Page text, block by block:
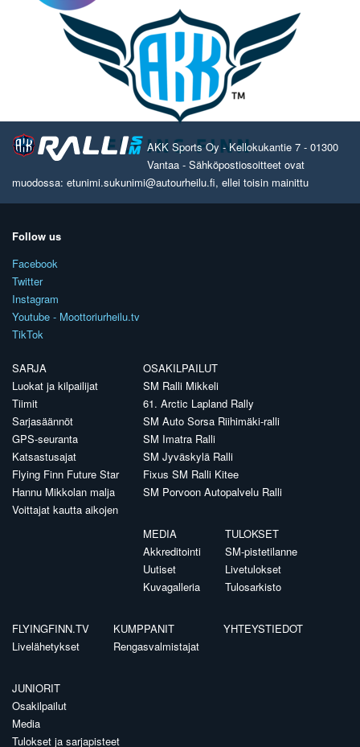
AKK Sports Oy - Kellokukantie 7 - 01300
Vantaa - Sähköpostiosoitteet ovat
muodossa: etunimi.sukunimi@autourheilu.fi, ellei toisin mainittu
Follow us
Facebook
Twitter
Instagram
Youtube - Moottoriurheilu.tv
TikTok
SARJA
Luokat ja kilpailijat
Tiimit
Sarjasäännöt
GPS-seuranta
Katsastusajat
Flying Finn Future Star
Hannu Mikkolan malja
Voittajat kautta aikojen
OSAKILPAILUT
SM Ralli Mikkeli
61. Arctic Lapland Rally
SM Auto Sorsa Riihimäki-ralli
SM Imatra Ralli
SM Jyväskylä Ralli
Fixus SM Ralli Kitee
SM Porvoon Autopalvelu Ralli
MEDIA
Akkreditointi
Uutiset
Kuvagalleria
TULOKSET
SM-pistetilanne
Livetulokset
Tulosarkisto
FLYINGFINN.TV
Livelähetykset
KUMPPANIT
Rengasvalmistajat
YHTEYSTIEDOT
JUNIORIT
Osakilpailut
Media
Tulokset ja sarjapisteet